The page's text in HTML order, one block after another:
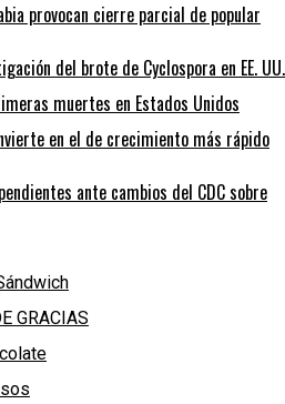
provocan cierre parcial de popular
del brote de Cyclospora en EE. UU.
muertes en Estados Unidos
en el de crecimiento más rápido
ante cambios del CDC sobre
GRACIAS